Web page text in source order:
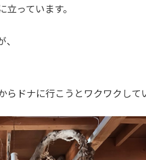
っています。
らドナに行こうとワクワクして